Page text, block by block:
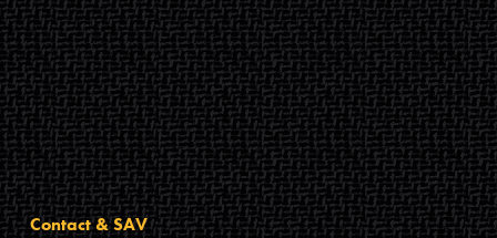
Contact & SAV